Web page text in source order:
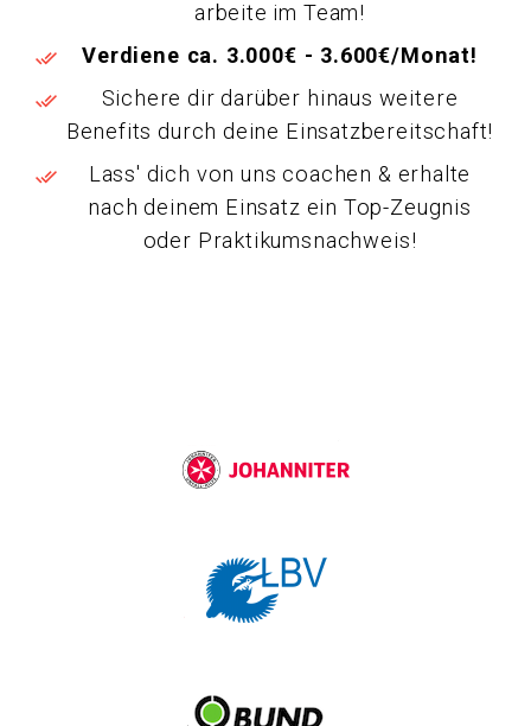
arbeite im Team!
Verdiene ca. 3.000€ - 3.600€/Monat!
Sichere dir darüber hinaus weitere
Benefits durch deine Einsatzbereitschaft!
Lass' dich von uns coachen & erhalte
nach deinem Einsatz ein Top-Zeugnis
oder Praktikumsnachweis!